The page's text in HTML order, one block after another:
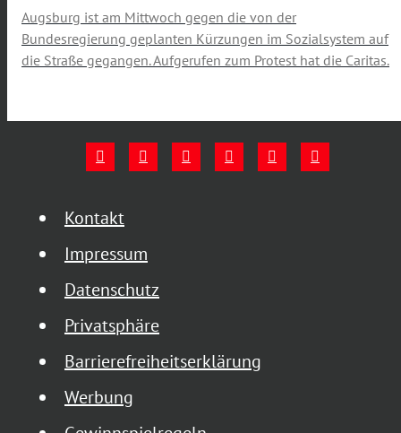
Augsburg ist am Mittwoch gegen die von der
Bundesregierung geplanten Kürzungen im Sozialsystem auf
die Straße gegangen. Aufgerufen zum Protest hat die Caritas.
Kontakt
Impressum
Datenschutz
Privatsphäre
Barrierefreiheitserklärung
Werbung